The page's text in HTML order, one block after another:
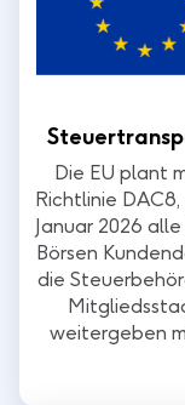
Die EU plant
Richtlinie DAC8,
Januar 2026
Börsen
die
weitergeben